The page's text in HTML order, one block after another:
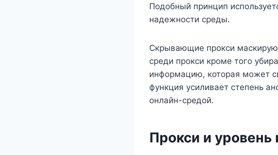
Подобный принцип
надежности среды.
Скрывающие прокси
среди прокси кроме того
информацию, которая может
функция усиливает степень
онлайн-средой.
Прокси и